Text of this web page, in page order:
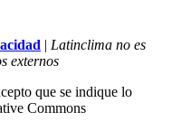
| Latinclima no es
externos
que se indique lo
Commons